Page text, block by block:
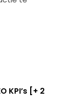
KPI’s [+ 2